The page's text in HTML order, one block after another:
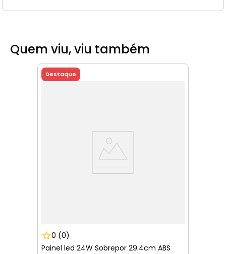
Quem viu, viu também
Destaque
0 (0)
Painel led 24W Sobrepor 29.4cm ABS